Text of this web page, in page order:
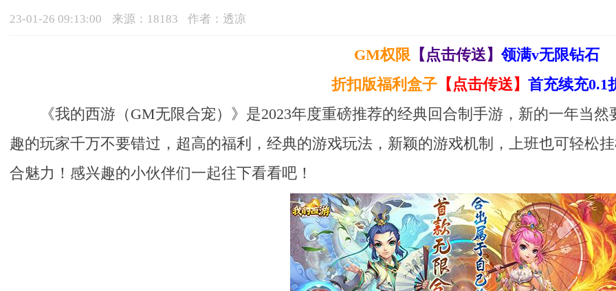
23-01-26 09:13:00 来源：18183 作者：透凉
GM权限 【点击传送】领满v无限钻石
折扣版福利盒子【点击传送】 首充续充0.1
《我的西游（GM无限合宠）》是2023年度重磅推荐的经典回合制手游，新的一年当
趣的玩家千万不要错过，超高的福利，经典的游戏玩法，新颖的游戏机制，上班也可轻松
合魅力！感兴趣的小伙伴们一起往下看看吧！